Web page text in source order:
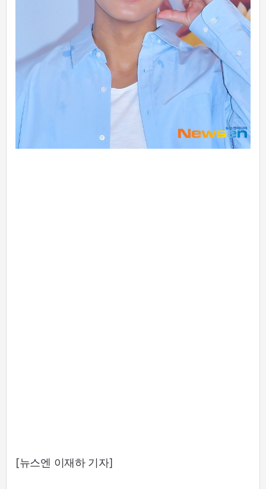
[뉴스엔 이재하 기자]